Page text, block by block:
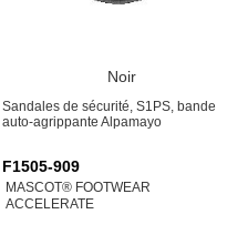
Noir
Sandales de sécurité, S1PS, bande
auto-agrippante Alpamayo
F1505-909
MASCOT® FOOTWEAR
ACCELERATE